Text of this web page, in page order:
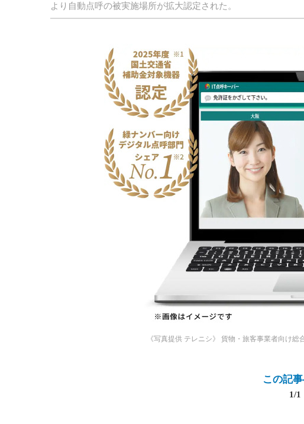
より自動点呼の被実施場所が拡大認定された。
《写真提供 テレニシ》 貨物・旅客事業者向け総
この記
1/1